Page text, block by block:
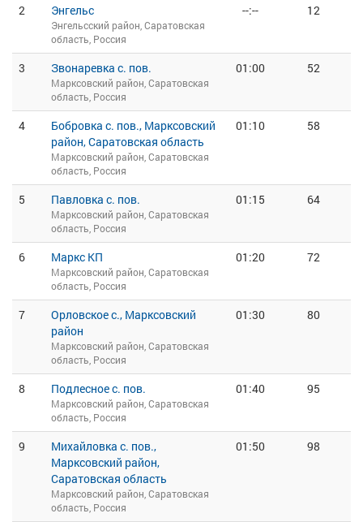
2 Энгельс
Энгельсский район, Саратовская
область, Россия
--:-- 12
3 Звонаревка с. пов.
Марксовский район, Саратовская
область, Россия
01:00 52
4
Бобровка с. пов., Марксовский
район, Саратовская область
Марксовский район, Саратовская
область, Россия
01:10 58
5 Павловка с. пов.
Марксовский район, Саратовская
область, Россия
01:15 64
6 Маркс КП
Марксовский район, Саратовская
область, Россия
01:20 72
7
Орловское с., Марксовский
район
Марксовский район, Саратовская
область, Россия
01:30 80
8 Подлесное с. пов.
Марксовский район, Саратовская
область, Россия
01:40 95
9
Михайловка с. пов.,
Марксовский район,
Саратовская область
Марксовский район, Саратовская
область, Россия
01:50 98